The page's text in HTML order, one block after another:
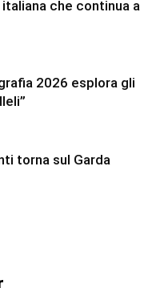
italiana che continua a
2026 esplora gli
torna sul Garda